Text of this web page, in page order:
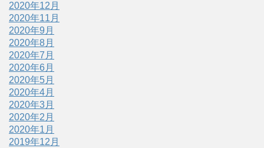
2020年12月
2020年11月
2020年9月
2020年8月
2020年7月
2020年6月
2020年5月
2020年4月
2020年3月
2020年2月
2020年1月
2019年12月